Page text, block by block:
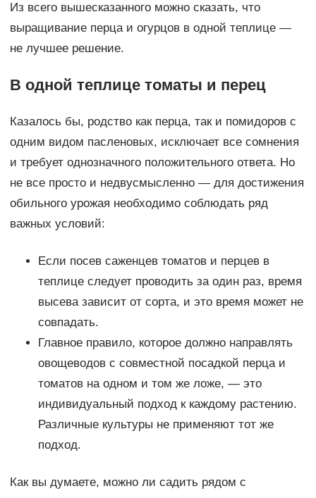
Из всего вышесказанного можно сказать, что
выращивание перца и огурцов в одной теплице —
не лучшее решение.
В одной теплице томаты и перец
Казалось бы, родство как перца, так и помидоров с
одним видом пасленовых, исключает все сомнения
и требует однозначного положительного ответа. Но
не все просто и недвусмысленно — для достижения
обильного урожая необходимо соблюдать ряд
важных условий:
Если посев саженцев томатов и перцев в
теплице следует проводить за один раз, время
высева зависит от сорта, и это время может не
совпадать.
Главное правило, которое должно направлять
овощеводов с совместной посадкой перца и
томатов на одном и том же ложе, — это
индивидуальный подход к каждому растению.
Различные культуры не применяют тот же
подход.
Как вы думаете, можно ли садить рядом с